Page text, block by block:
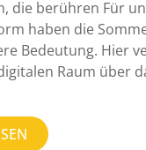
die berühren Für
haben die
Bedeutung. Hier
Raum über